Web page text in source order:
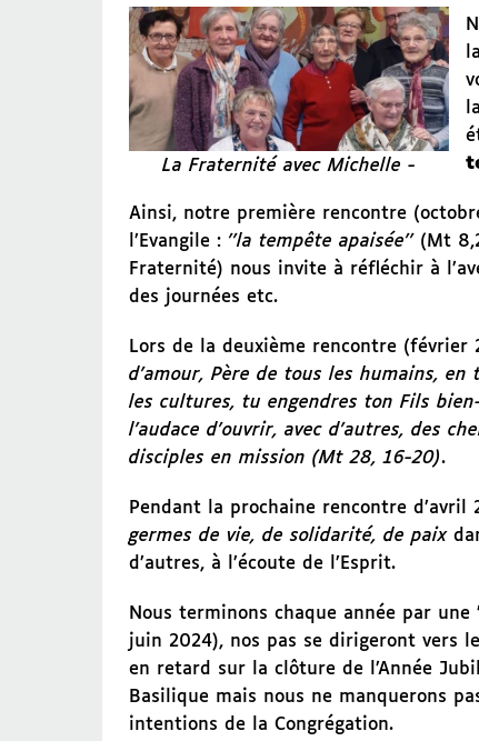
La Fraternité avec Michelle -
Ainsi, notre première rencontre
l’Evangile : ’’la tempête apaisée’’ (Mt
Fraternité) nous invite à réfléchir à
des journées etc.
Lors de la deuxième rencontre (février
d’amour, Père de tous les humains,
les cultures, tu engendres ton Fils
l’audace d’ouvrir, avec d’autres, des
disciples en mission (Mt 28, 16-20).
Pendant la prochaine rencontre
germes de vie, de solidarité, de paix
d’autres, à l’écoute de l’Esprit.
Nous terminons chaque année par une
juin 2024), nos pas se dirigeront vers
en retard sur la clôture de l’Année
Basilique mais nous ne manquerons
intentions de la Congrégation.